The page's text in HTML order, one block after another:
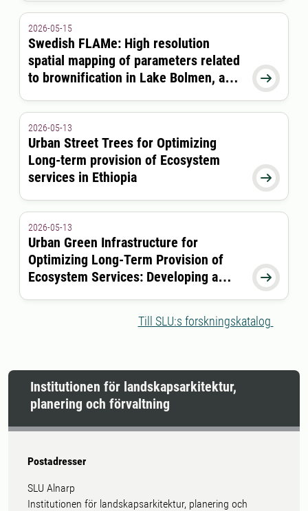
to become an active part of the climate
adaptation solution in the
Scandinavian cities.

2026-05-15
Swedish FLAMe: High resolution
spatial mapping of parameters related
to brownification in Lake Bolmen, a

2026-05-13
Urban Street Trees for Optimizing
Long-term provision of Ecosystem
services in Ethiopia

2026-05-13
Urban Green Infrastructure for
Optimizing Long-Term Provision of
Ecosystem Services: Developing a
Till SLU:s forskningskatalog
Institutionen för landskapsarkitektur,
planering och förvaltning
Postadresser
SLU Alnarp
Institutionen för landskapsarkitektur, planering och